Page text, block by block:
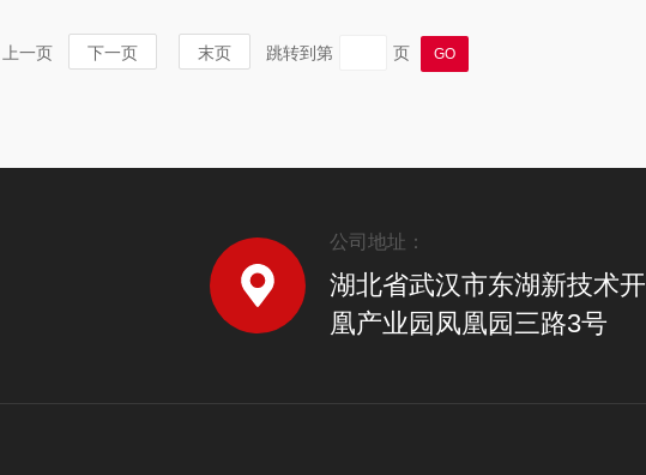
一页 下一页 末页 跳转到第 页
公司地址：
湖北省武汉市东湖新技术
凰产业园凤凰园三路3号